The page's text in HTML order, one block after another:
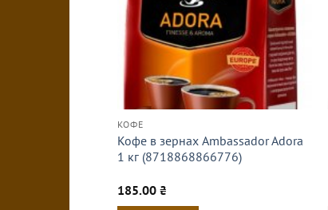
КОФЕ
Кофе в зернах Ambassador Adora
1 кг (8718868866776)
185.00 ₴